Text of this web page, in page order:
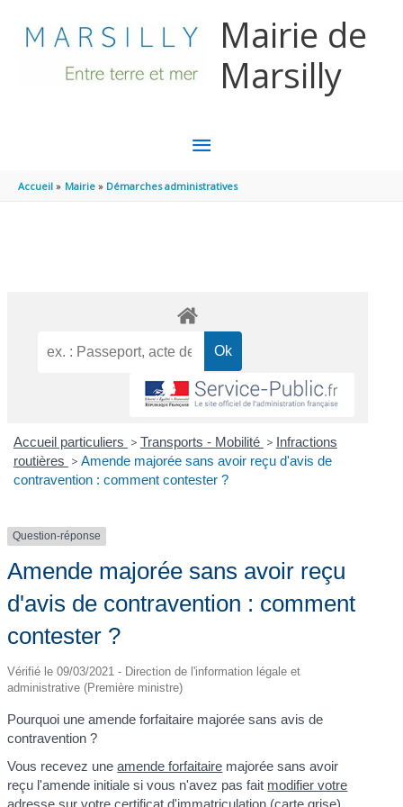
Mairie de
Marsilly
MENU
PRINCIPAL
Accueil Mairie Démarches administratives
Accueil particuliers > Transports - Mobilité > Infractions
routières > Amende majorée sans avoir reçu d'avis de
contravention : comment contester ?
Question-réponse
Amende majorée sans avoir reçu
d'avis de contravention : comment
contester ?
Vérifié le 09/03/2021 - Direction de l'information légale et
administrative (Première ministre)
Pourquoi une amende forfaitaire majorée sans avis de
contravention ?
Vous recevez uneamende forfaitaire majorée sans avoir
reçu l'amende initiale si vous n'avez pas fait modifier votre